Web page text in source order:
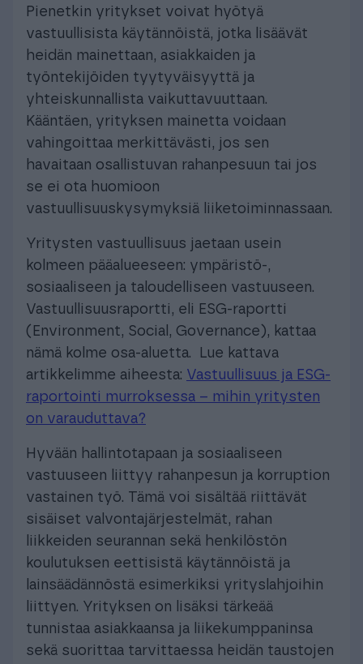
Pienetkin yritykset voivat hyötyä
vastuullisista käytännöistä, jotka lisäävät
heidän mainettaan, asiakkaiden ja
työntekijöiden tyytyväisyyttä ja
yhteiskunnallista vaikuttavuuttaan.
Kääntäen, yrityksen mainetta voidaan
vahingoittaa merkittävästi, jos sen
havaitaan osallistuvan rahanpesuun tai jos
se ei ota huomioon
vastuullisuuskysymyksiä liiketoiminnassaan.
Yritysten vastuullisuus jaetaan usein
kolmeen pääalueeseen: ympäristö-,
sosiaaliseen ja taloudelliseen vastuuseen.
Vastuullisuusraportti, eli ESG-raportti
(Environment, Social, Governance), kattaa
nämä kolme osa-aluetta. Lue kattava
artikkelimme aiheesta: Vastuullisuus ja ESG-
raportointi murroksessa – mihin yritysten
on varauduttava?
Hyvään hallintotapaan ja sosiaaliseen
vastuuseen liittyy rahanpesun ja korruption
vastainen työ. Tämä voi sisältää riittävät
sisäiset valvontajärjestelmät, rahan
liikkeiden seurannan sekä henkilöstön
koulutuksen eettisistä käytännöistä ja
lainsäädännöstä esimerkiksi yrityslahjoihin
liittyen. Yrityksen on lisäksi tärkeää
tunnistaa asiakkaansa ja liikekumppaninsa
sekä suorittaa tarvittaessa heidän taustojen